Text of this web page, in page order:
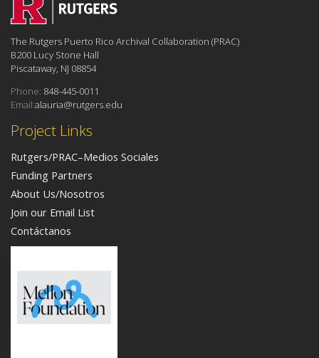
Project Links
Rutgers/PRAC–Medios Sociales
Funding Partners
About Us/Nosotros
Join our Email List
Contáctanos
The Rutgers Puerto Rico Archival Collaboration (PRAC)
B200 Lucy Stone Hall
Piscataway, NJ 08854
Phone: 848-445-0011
Email:alauria@rutgers.edu